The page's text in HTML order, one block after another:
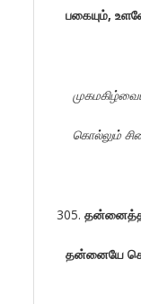
பகையும்,
கொல்லும்
தன்னையே